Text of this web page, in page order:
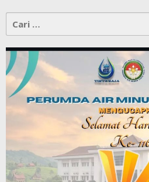
untuk: